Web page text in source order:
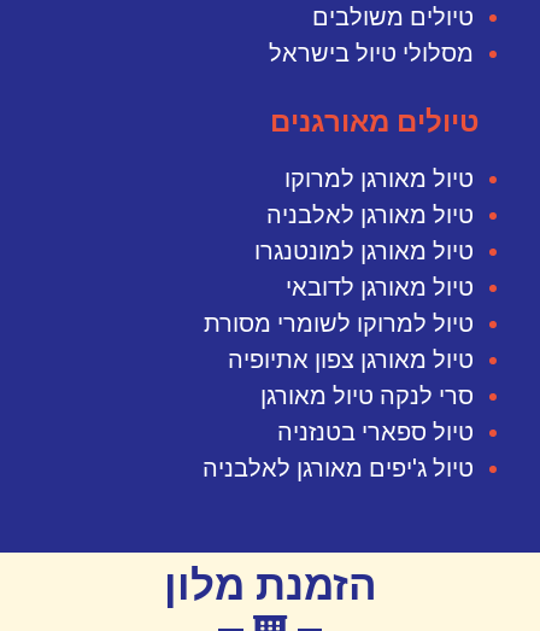
טיולים משולבים
מסלולי טיול בישראל
טיולים מאורגנים
טיול מאורגן למרוקו
טיול מאורגן לאלבניה
טיול מאורגן למונטנגרו
טיול מאורגן לדובאי
טיול למרוקו לשומרי מסורת
טיול מאורגן צפון אתיופיה
סרי לנקה טיול מאורגן
טיול ספארי בטנזניה
טיול ג'יפים מאורגן לאלבניה
הזמנת מלון